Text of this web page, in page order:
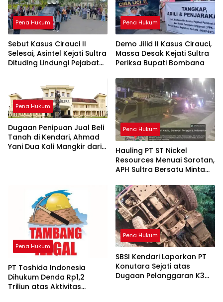
Pena Hukum
Sebut Kasus Cirauci II
Selesai, Asintel Kejati Sultra
Dituding Lindungi Pejabat
Pena Hukum
Demo Jilid II Kasus Cirauci,
Massa Desak Kejati Sultra
Periksa Bupati Bombana
Pena Hukum
Dugaan Penipuan Jual Beli
Tanah di Kendari, Ahmad
Yani Dua Kali Mangkir dari
Pena Hukum
Hauling PT ST Nickel
Resources Menuai Sorotan,
APH Sultra Bersatu Minta
Pena Hukum
PT Toshida Indonesia
Dihukum Denda Rp1,2
Triliun atas Aktivitas
Pena Hukum
SBSI Kendari Laporkan PT
Konutara Sejati atas
Dugaan Pelanggaran K3